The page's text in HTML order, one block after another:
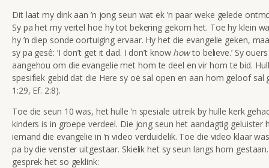
Dit laat my dink aan ’n jong seun wat ek ’n paar weke gelede
Sy pa het my vertel hoe hy tot bekering gekom het. Toe hy klein
hy ’n diep sonde oortuiging ervaar. Hy het die evangelie geken,
sy pa gesê: ‘I don’t get it dad. I don’t know howto believe.’ Sy
aangehou om die evangelie met hom te deel en vir hom te bid.
spesifiek gebid dat die Here sy oë sal open en aan hom geloof sal
1:29, Ef. 2:8).
Toe die seun 10 was, het hulle ’n spesiale uitreik by hulle kerk
kinders is in groepe verdeel. Die jong seun het aandagtig geluister
iemand die evangelie in ’n video verduidelik. Toe die video klaar
pa by die venster uitgestaar. Skielik het sy seun langs hom
gesprek het so geklink: